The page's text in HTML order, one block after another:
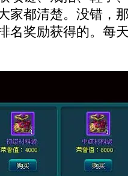
家都清楚。没错，
名奖励获得的。每